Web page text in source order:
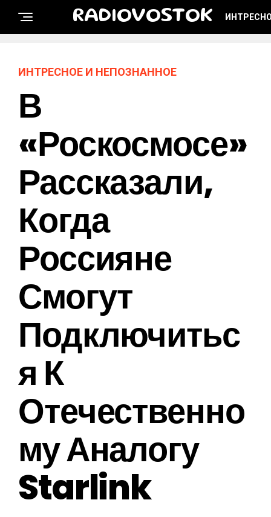
RADIOVOSTOK
ИНТРЕСНОЕ И НЕПОЗНАННОЕ
В
«Роскосмосе»
Рассказали,
Когда
Россияне
Смогут
Подключитьс
Я К
Отечественно
Му Аналогу
Starlink